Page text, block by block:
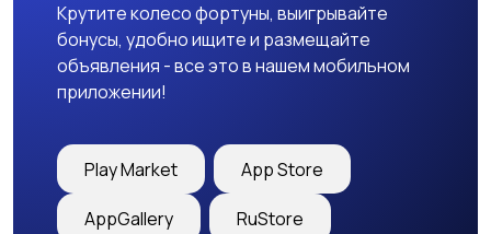
Крутите колесо фортуны, выигрывайте
бонусы, удобно ищите и размещайте
объявления - все это в нашем мобильном
приложении!
Play Market App Store
AppGallery RuStore